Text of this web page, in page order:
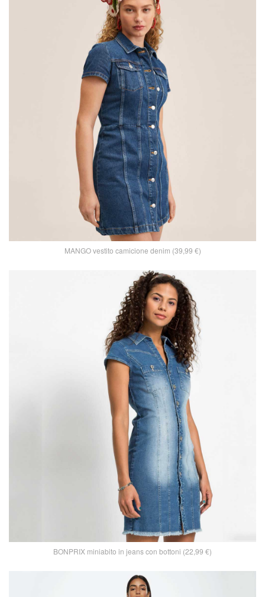
MANGO vestito camicione denim (39,99 €)
BONPRIX miniabito in jeans con bottoni (22,99 €)